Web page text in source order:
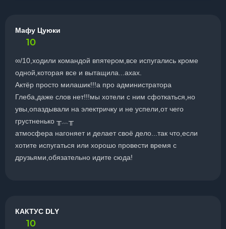
Мафу Цуюки
10
∞/10,ходили командой впятером,все испугались кроме
одной,которая все и вытащила...ахах.
Актëр просто милашик!!!а про администратора
Глеба,даже слов нет!!!мы хотели с ним сфоткаться,но
увы,опаздывали на электричку и не успели,от чего
грустненько ╥﹏╥
атмосфера нагоняет и делает своё дело...так что,если
хотите испугаться или хорошо провести время с
друзьями,обязательно идите сюда!
КАКТУС DLY
10